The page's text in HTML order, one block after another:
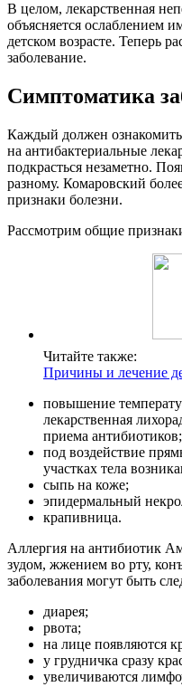
В целом, лекарственная
объясняется ослаблением
детском возрасте. Теперь
заболевание.
Симптоматика
Каждый должен
на антибактериальные
подкрасться незаметно.
разному. Комаровский
признаки болезни.
Рассмотрим общие
Читайте также:
Причины и лечение
повышение
лекарственная
приема антибиотиков;
под воздействие
участках тела
сыпь на коже;
эпидермальный
крапивница.
Аллергия на антибиотик
зудом, жжением во рту,
заболевания могут быть
диарея;
рвота;
на лице появляются
у грудничка сразу
увеличиваются